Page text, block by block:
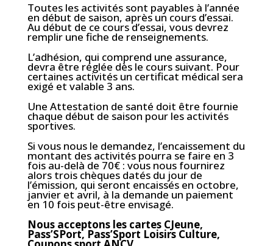
Toutes les activités sont payables à l’année
en début de saison, après un cours d’essai.
Au début de ce cours d’essai, vous devrez
remplir une fiche de renseignements.
L’adhésion, qui comprend une assurance,
devra être réglée dès le cours suivant. Pour
certaines activités un certificat médical sera
exigé et valable 3 ans.
Une Attestation de santé doit être fournie
chaque début de saison pour les activités
sportives.
Si vous nous le demandez, l’encaissement du
montant des activités pourra se faire en 3
fois au-delà de 70€ : vous nous fournirez
alors trois chèques datés du jour de
l’émission, qui seront encaissés en octobre,
janvier et avril, à la demande un paiement
en 10 fois peut-être envisagé.
Nous acceptons les cartes CJeune,
Pass’SPort, Pass’Sport Loisirs Culture,